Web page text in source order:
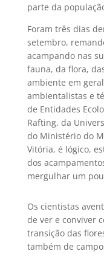
parte da
Foram três dias
setembro,
acampando nas
fauna, da flora,
ambiente em
ambientalistas e
de Entidades
Rafting, da
do Ministério do
Vitória, é lógico,
dos
mergulhar um
Os cientistas
de ver e conviver
transição das
também de